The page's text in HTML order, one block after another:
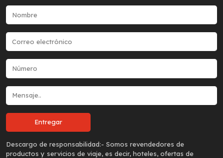
Descargo de responsabilidad:- Somos revendedores de
productos y servicios de viaje, es decir, hoteles, ofertas de